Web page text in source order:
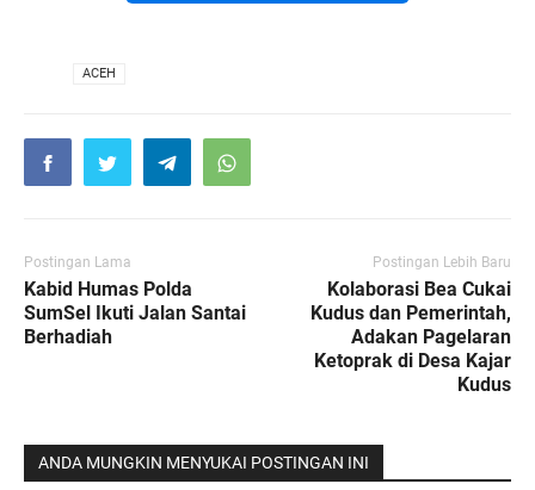
ACEH
Postingan Lama
Kabid Humas Polda
SumSel Ikuti Jalan Santai
Berhadiah
Postingan Lebih Baru
Kolaborasi Bea Cukai
Kudus dan Pemerintah,
Adakan Pagelaran
Ketoprak di Desa Kajar
Kudus
ANDA MUNGKIN MENYUKAI POSTINGAN INI